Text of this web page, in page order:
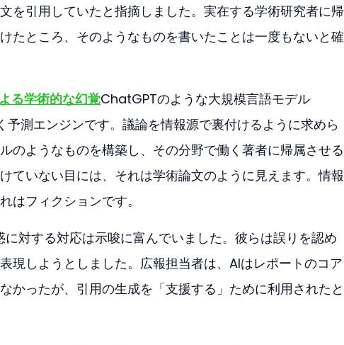
を引用していたと指摘しました。実在する学術研究者に帰
たところ、そのようなものを書いたことは一度もないと確
る学術的な幻覚ChatGPTのような大規模言語モデル
予測エンジンです。議論を情報源で裏付けるように求めら
のようなものを構築し、その分野で働く著者に帰属させる
ていない目には、それは学術論文のように見えます。情報
はフィクションです。
に対する対応は示唆に富んでいました。彼らは誤りを認め
現しようとしました。広報担当者は、AIはレポートのコア
かったが、引用の生成を「支援する」ために利用されたと